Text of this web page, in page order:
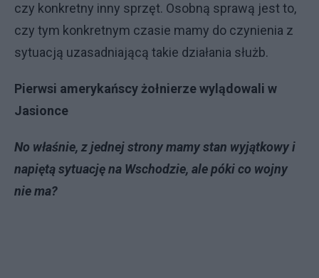
czy konkretny inny sprzęt. Osobną sprawą jest to,
czy tym konkretnym czasie mamy do czynienia z
sytuacją uzasadniającą takie działania służb.
Pierwsi amerykańscy żołnierze wylądowali w
Jasionce
No właśnie, z jednej strony mamy stan wyjątkowy i
napiętą sytuację na Wschodzie, ale póki co wojny
nie ma?